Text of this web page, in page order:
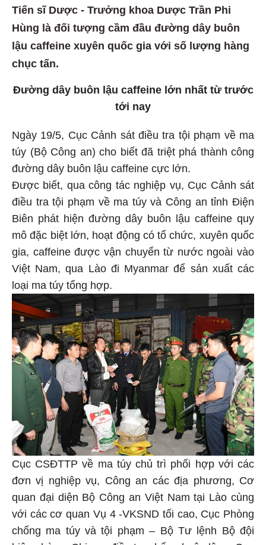
Tiến sĩ Dược - Trưởng khoa Dược Trần Phi
Hùng là đối tượng cầm đầu đường dây buôn
lậu caffeine xuyên quốc gia với số lượng hàng
chục tấn.
Đường dây buôn lậu caffeine lớn nhất từ trước
tới nay
Ngày 19/5, Cục Cảnh sát điều tra tội phạm về ma
túy (Bộ Công an) cho biết đã triệt phá thành công
đường dây buôn lậu caffeine cực lớn.
Được biết, qua công tác nghiệp vụ, Cục Cảnh sát
điều tra tội phạm về ma túy và Công an tỉnh Điện
Biên phát hiện đường dây buôn lậu caffeine quy
mô đặc biệt lớn, hoạt động có tổ chức, xuyên quốc
gia, caffeine được vận chuyển từ nước ngoài vào
Việt Nam, qua Lào đi Myanmar để sản xuất các
loại ma túy tổng hợp.
Cục CSĐTTP về ma túy chủ trì phối hợp với các
đơn vị nghiệp vụ, Công an các địa phương, Cơ
quan đại diện Bộ Công an Việt Nam tại Lào cùng
với các cơ quan Vụ 4 -VKSND tối cao, Cục Phòng
chống ma túy và tội phạm – Bộ Tư lệnh Bộ đội